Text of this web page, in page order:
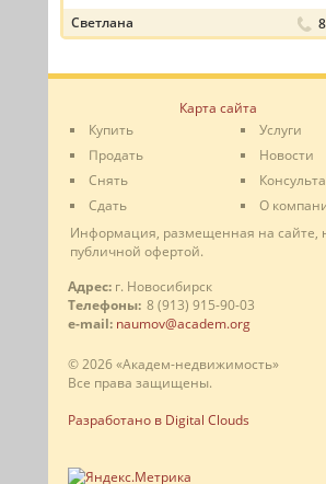
Светлана
Карта сайта
Купить
Продать
Снять
Сдать
Услуги
Новости
О
Информация, размещенная на сайте,
публичной офертой.
Адрес: г. Новосибирск
Телефоны: 8 (913) 915-90-03
e-mail: naumov@academ.org
© 2026 «Академ-недвижимость»
Все права защищены.
Разработано в Digital Clouds